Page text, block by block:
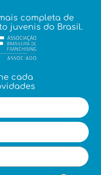
completa de
juvenis do Brasil.
cada